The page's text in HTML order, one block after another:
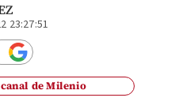
23:27:51
de Milenio